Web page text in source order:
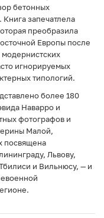
бетонных
запечатлела
преобразила
Европы после
игнорируемых
типологий.
более 180
Наварро и
фотографов и
Малой,
посвящена
Львову,
и Вильнюсу, — и